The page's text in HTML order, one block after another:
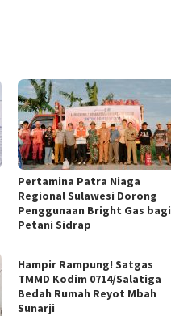
Pertamina Patra Niaga
Regional Sulawesi Dorong
Penggunaan Bright Gas bagi
Petani Sidrap
Hampir Rampung! Satgas
TMMD Kodim 0714/Salatiga
Bedah Rumah Reyot Mbah
Sunarji